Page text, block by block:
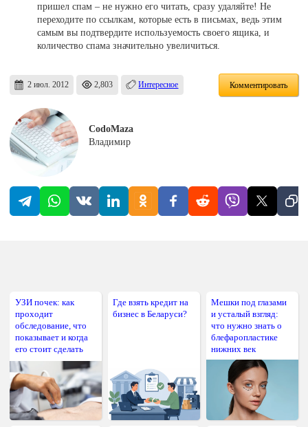
пришел спам – не нужно его читать, сразу удаляйте! Не
переходите по ссылкам, которые есть в письмах, ведь этим
самым вы подтвердите используемость своего ящика, и
количество спама значительно увеличиться.
2 июл. 2012 2,803 Интересное Комментировать
CodoMaza
Владимир
УЗИ почек: как
проходит
обследование, что
показывает и когда
его стоит сделать
Где взять кредит на
бизнес в Беларуси?
Мешки под глазами
и усталый взгляд:
что нужно знать о
блефаропластике
нижних век